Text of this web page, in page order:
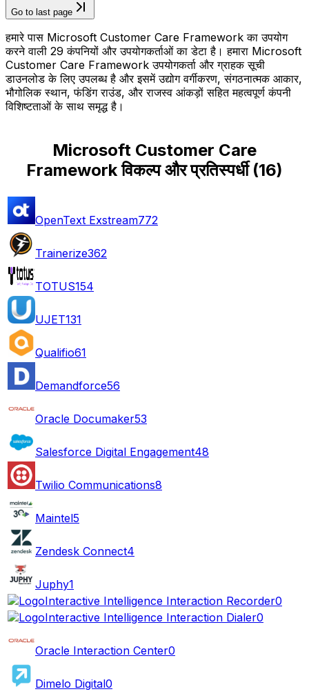
Go to last page
हमारे पास Microsoft Customer Care Framework का उपयोग
करने वाली 29 कंपनियों और उपयोगकर्ताओं का डेटा है। हमारा Microsoft
Customer Care Framework उपयोगकर्ता और ग्राहक सूची
डाउनलोड के लिए उपलब्ध है और इसमें उद्योग वर्गीकरण, संगठनात्मक आकार,
भौगोलिक स्थान, फंडिंग राउंड, और राजस्व आंकड़ों सहित महत्वपूर्ण कंपनी
विशिष्टताओं के साथ समृद्ध है।
Microsoft Customer Care
Framework विकल्प और प्रतिस्पर्धी(16)
OpenText Exstream772
Trainerize362
TOTUS154
UJET131
Qualifio61
Demandforce56
Oracle Documaker53
Salesforce Digital Engagement48
Twilio Communications8
Maintel5
Zendesk Connect4
Juphy1
Interactive Intelligence Interaction Recorder0
Interactive Intelligence Interaction Dialer0
Oracle Interaction Center0
Dimelo Digital0